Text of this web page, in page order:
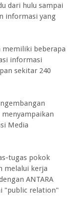
dari hulu sampai
informasi yang
beberapa
informasi
sekitar 240
menyampaikan
Media
tugas pokok
melalui kerja
ANTARA
"public relation"